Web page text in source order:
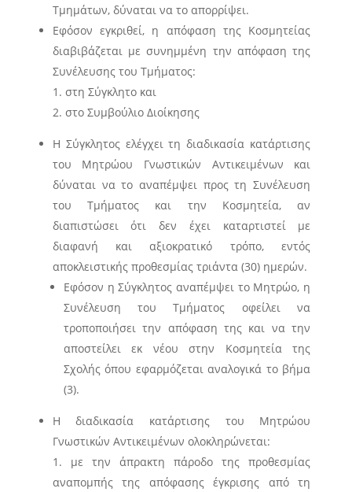
Τμημάτων, δύναται να το απορρίψει.
Εφόσον εγκριθεί, η απόφαση της Κοσμητείας
διαβιβάζεται με συνημμένη την απόφαση της
Συνέλευσης του Τμήματος:
στη Σύγκλητο και
στο Συμβούλιο Διοίκησης
Η Σύγκλητος ελέγχει τη διαδικασία κατάρτισης
του Μητρώου Γνωστικών Αντικειμένων και
δύναται να το αναπέμψει προς τη Συνέλευση
του Τμήματος και την Κοσμητεία, αν
διαπιστώσει ότι δεν έχει καταρτιστεί με
διαφανή και αξιοκρατικό τρόπο, εντός
αποκλειστικής προθεσμίας τριάντα (30) ημερών.
Εφόσον η Σύγκλητος αναπέμψει το Μητρώο, η
Συνέλευση του Τμήματος οφείλει να
τροποποιήσει την απόφαση της και να την
αποστείλει εκ νέου στην Κοσμητεία της
Σχολής όπου εφαρμόζεται αναλογικά το βήμα
(3).
Η διαδικασία κατάρτισης του Μητρώου
Γνωστικών Αντικειμένων ολοκληρώνεται:
με την άπρακτη πάροδο της προθεσμίας
αναπομπής της απόφασης έγκρισης από τη